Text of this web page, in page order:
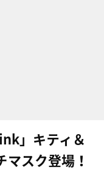
」キティ＆
スク登場！